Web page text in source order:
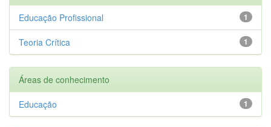
1
Educação Profissional
1
Teoria Crítica
Áreas de conhecimento
1
Educação